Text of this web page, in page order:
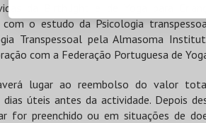
da Birthlight e de Yoga para
o estudo da Psicologia
Transpessoal pela Almasoma
com a Federação Portuguesa de
lugar ao reembolso do valor
úteis antes da actividade. Depois
for preenchido ou em situações de